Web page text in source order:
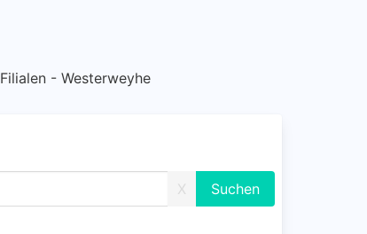
Filialen - Westerweyhe
X